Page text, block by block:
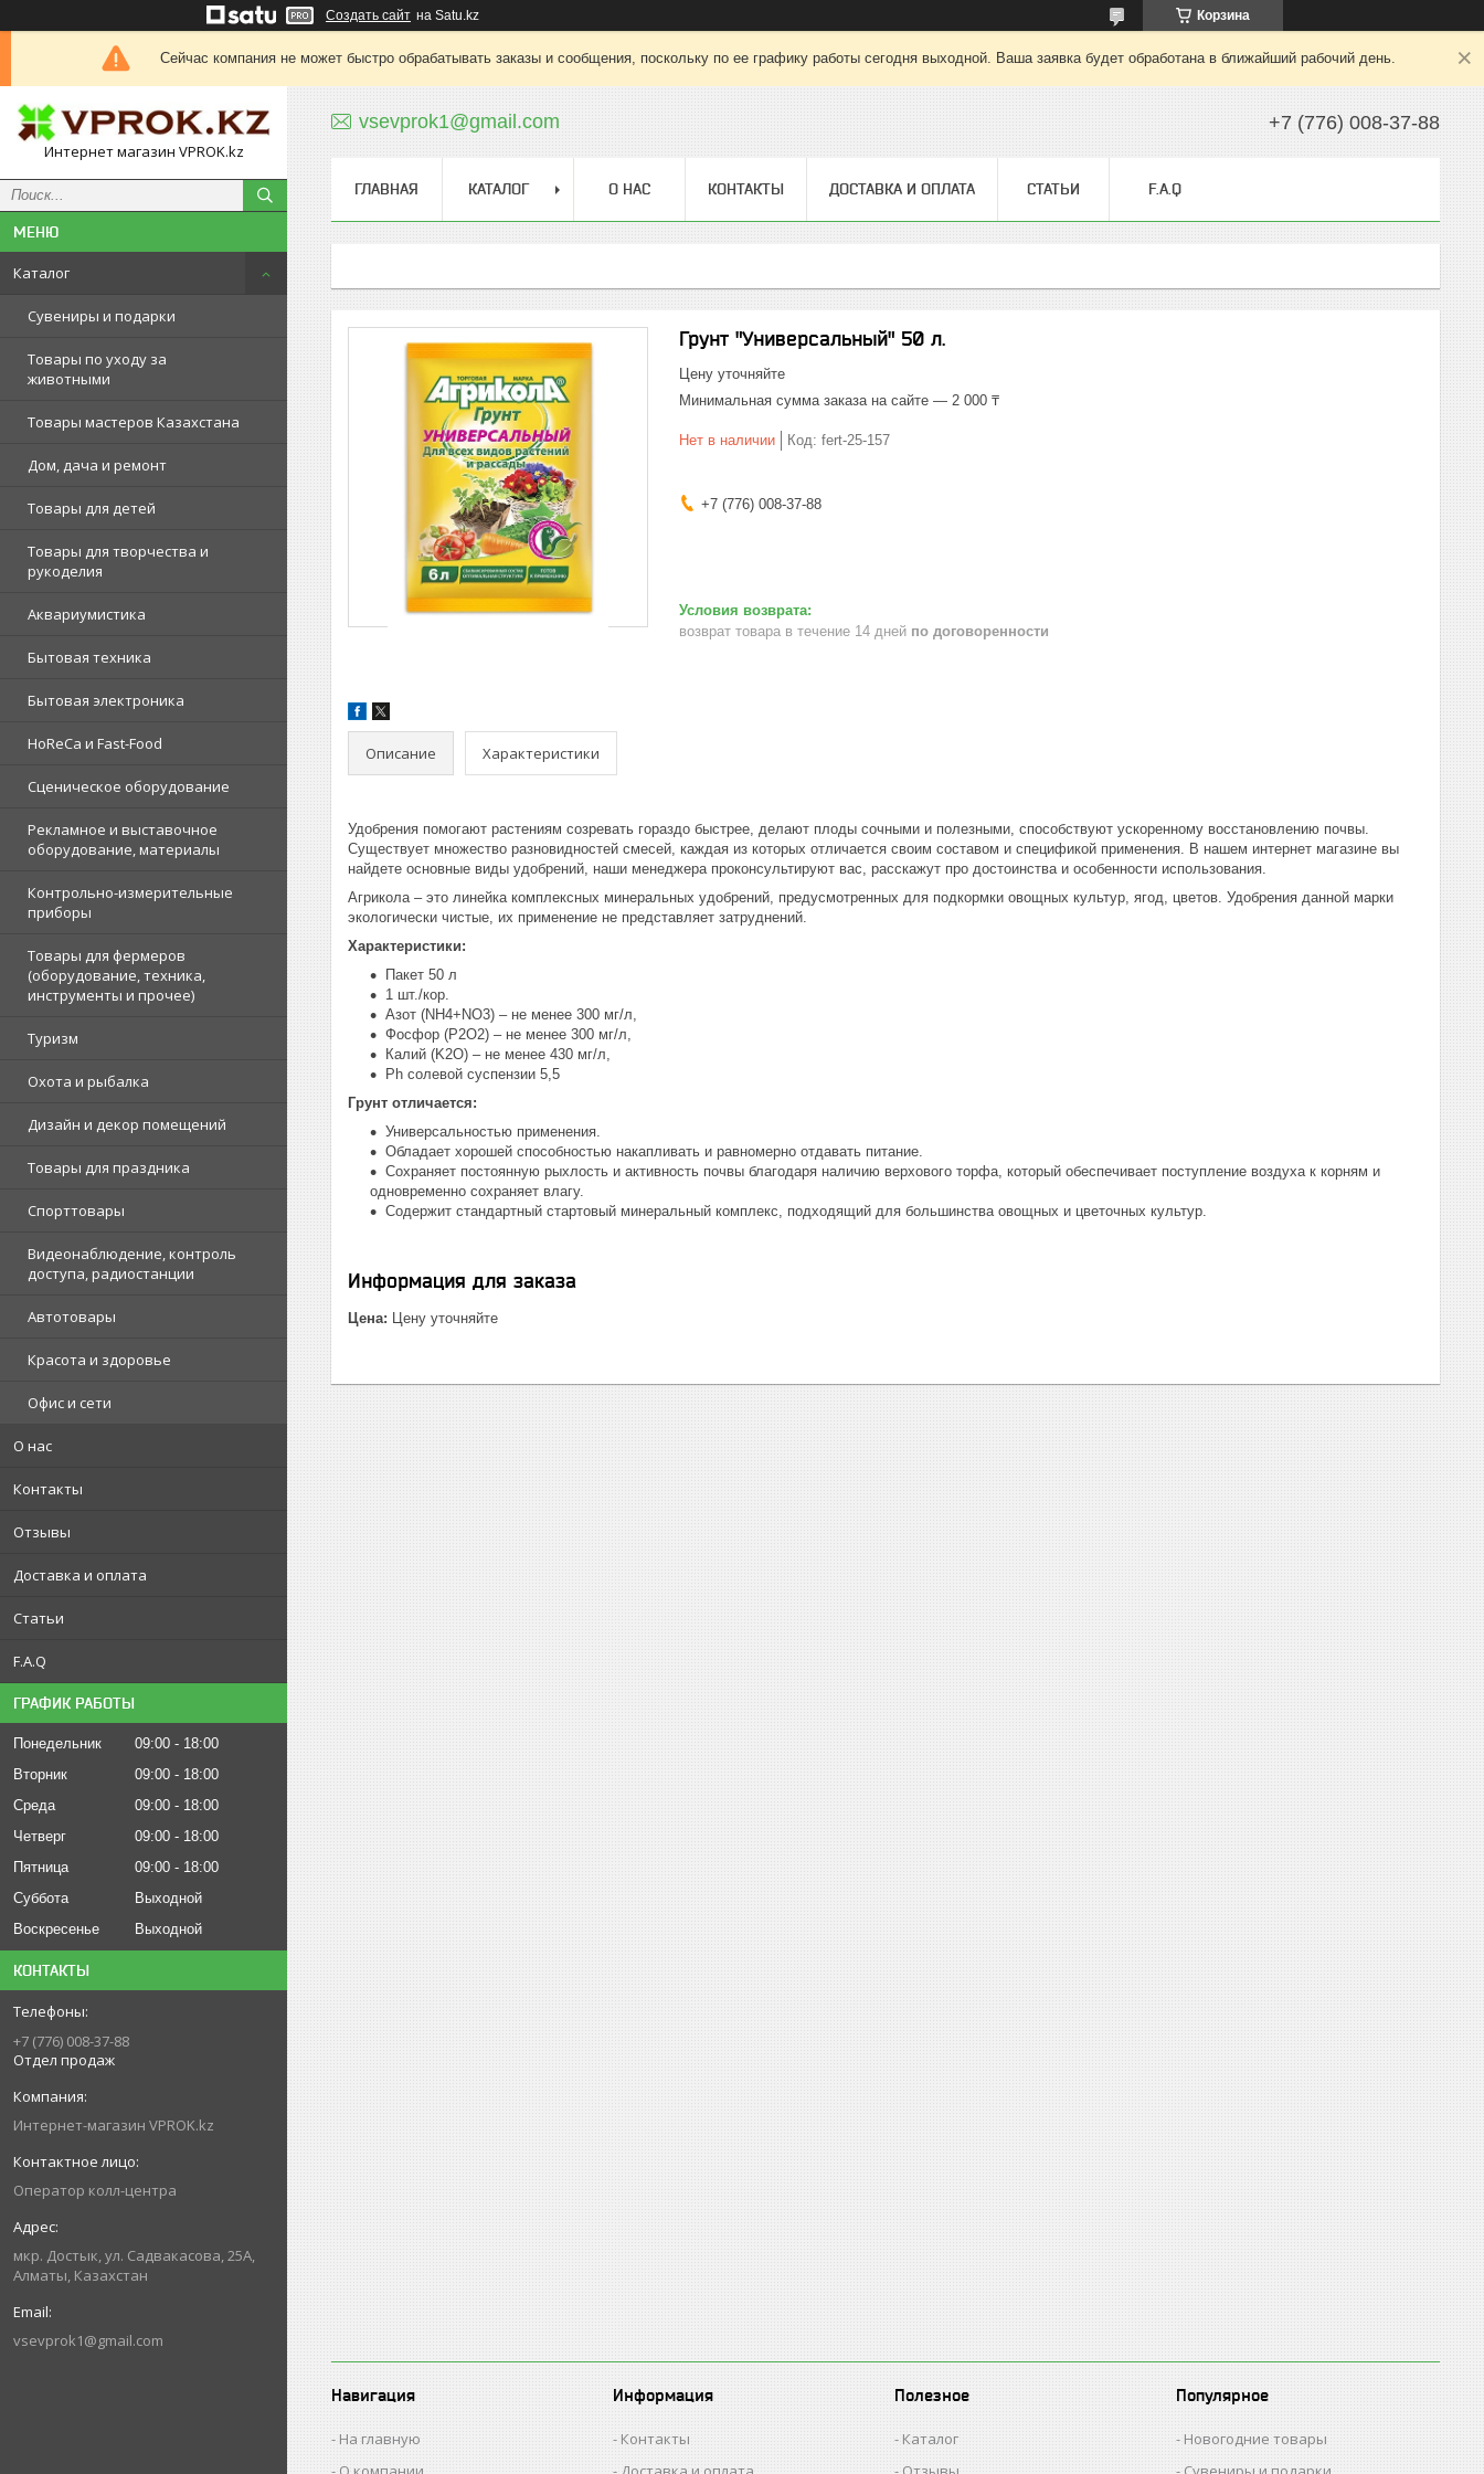
Создать сайт на Satu.kz Корзина
Сейчас компания не может быстро обрабатывать заказы и сообщения, поскольку по ее графику работы сегодня выходной. Ваша заявка будет обработана в ближайший рабочий день.
Интернет магазин VPROK.kz
Каталог
Сувениры и подарки
Товары по уходу за
животными
Товары мастеров Казахстана
Дом, дача и ремонт
Товары для детей
Товары для творчества и
рукоделия
Аквариумистика
Бытовая техника
Бытовая электроника
HoReCa и Fast-Food
Сценическое оборудование
Рекламное и выставочное
оборудование, материалы
Контрольно-измерительные
приборы
Товары для фермеров
(оборудование, техника,
инструменты и прочее)
Туризм
Охота и рыбалка
Дизайн и декор помещений
Товары для праздника
Спорттовары
Видеонаблюдение, контроль
доступа, радиостанции
Автотовары
Красота и здоровье
Офис и сети
О нас
Контакты
Отзывы
Доставка и оплата
Статьи
F.A.Q
ГРАФИК РАБОТЫ
Понедельник 09:00
18:00
Вторник
09:00
18:00
Среда
09:00
18:00
Четверг
09:00
18:00
Пятница
09:00
18:00
Суббота
Выходной
Воскресенье
Выходной
КОНТАКТЫ
+7 (776) 008-37-88
Отдел продаж
Интернет-магазин VPROK.kz
Оператор колл-центра
мкр. Достык, ул. Садвакасова, 25А,
Алматы, Казахстан
vsevprok1@gmail.com
vsevprok1@gmail.com +7 (776) 008-37-88
ГЛАВНАЯ КАТАЛОГ О НАС КОНТАКТЫ ДОСТАВКА И ОПЛАТА СТАТЬИ F.A.Q
Грунт "Универсальный" 50 л.
Цену уточняйте
Минимальная сумма заказа на сайте — 2 000 ₸
Нет в наличии Код: fert-25-157
+7 (776) 008-37-88
возврат товара в течение 14 дней по договоренности
Описание Характеристики
Удобрения помогают растениям созревать гораздо быстрее, делают плоды сочными и полезными, способствуют ускоренному восстановлению почвы.
Существует множество разновидностей смесей, каждая из которых отличается своим составом и спецификой применения. В нашем интернет магазине вы
найдете основные виды удобрений, наши менеджера проконсультируют вас, расскажут про достоинства и особенности использования.
Агрикола – это линейка комплексных минеральных удобрений, предусмотренных для подкормки овощных культур, ягод, цветов. Удобрения данной марки
экологически чистые, их применение не представляет затруднений.
Характеристики:
Пакет 50 л
1 шт./кор.
Азот (NH4+NO3) – не менее 300 мг/л,
Фосфор (P2O2) – не менее 300 мг/л,
Калий (K2O) – не менее 430 мг/л,
Ph солевой суспензии 5,5
Грунт отличается:
Универсальностью применения.
Обладает хорошей способностью накапливать и равномерно отдавать питание.
Сохраняет постоянную рыхлость и активность почвы благодаря наличию верхового торфа, который обеспечивает поступление воздуха к корням и
одновременно сохраняет влагу.
Содержит стандартный стартовый минеральный комплекс, подходящий для большинства овощных и цветочных культур.
Информация для заказа
Цена: Цену уточняйте
Навигация
На главную
Информация
Контакты
Полезное
Каталог
Популярное
Новогодние товары